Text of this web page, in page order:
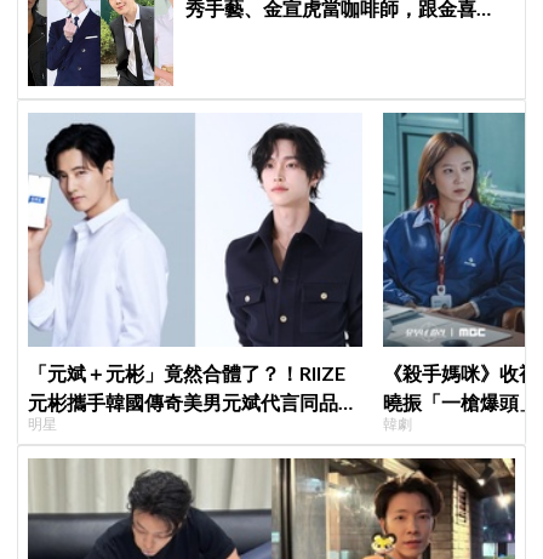
秀手藝、金宣虎當咖啡師，跟金喜
「元斌＋元彬」竟然合體了？！RIIZE
元彬攜手韓國傳奇美男元斌代言同品
牌，韓網瘋喊：兩個帥哥來了！
明星
《殺手媽咪》收
曉振「一槍爆頭
韓劇